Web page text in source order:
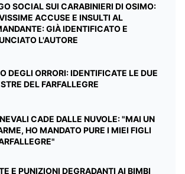
SOCIAL SUI CARABINIERI DI OSIMO:
ACCUSE E INSULTI AL
GIÀ IDENTIFICATO E
L'AUTORE
DEGLI ORRORI: IDENTIFICATE LE DUE
DEL FARFALLEGRE
CADE DALLE NUVOLE: "MAI UN
HO MANDATO PURE I MIEI FIGLI
E PUNIZIONI DEGRADANTI AI BIMBI